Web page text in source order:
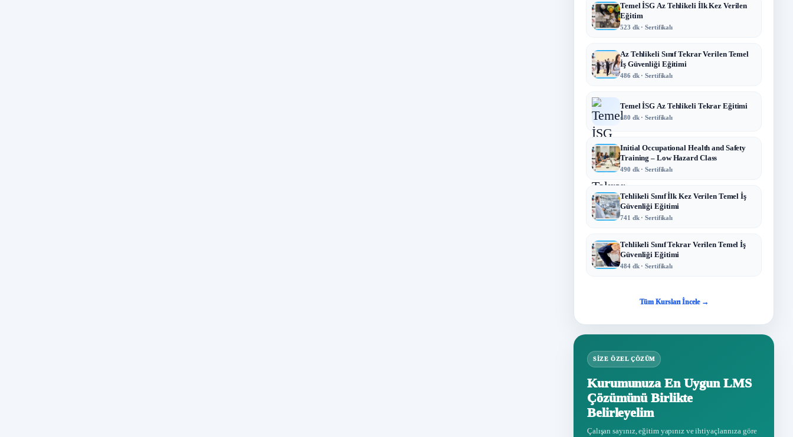
Temel İSG Az Tehlikeli İlk Kez Verilen
Eğitim
523 dk · Sertifikalı
Az Tehlikeli Sınıf Tekrar Verilen Temel
İş Güvenliği Eğitimi
486 dk · Sertifikalı
Temel İSG Az Tehlikeli Tekrar Eğitimi
480 dk · Sertifikalı
Initial Occupational Health and Safety
Training – Low Hazard Class
490 dk · Sertifikalı
Tehlikeli Sınıf İlk Kez Verilen Temel İş
Güvenliği Eğitimi
741 dk · Sertifikalı
Tehlikeli Sınıf Tekrar Verilen Temel İş
Güvenliği Eğitimi
484 dk · Sertifikalı
Tüm Kursları İncele →
SIZE ÖZEL ÇÖZÜM
Kurumunuza En Uygun LMS
Çözümünü Birlikte
Belirleyelim
Çalışan sayınız, eğitim yapınız ve ihtiyaçlarınıza göre